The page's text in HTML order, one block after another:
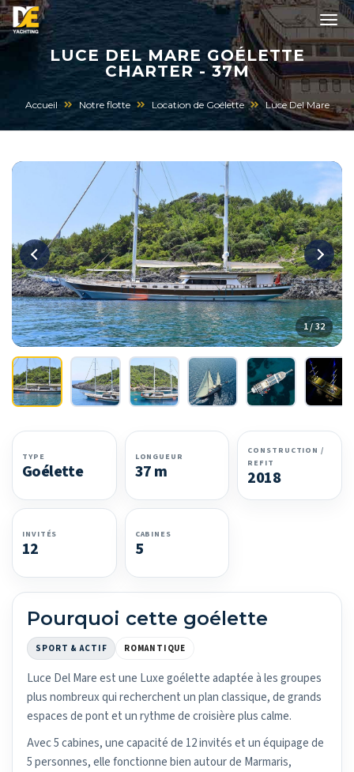
LUCE DEL MARE GOÉLETTE
CHARTER - 37M
Accueil Notre flotte Location de Goélette Luce Del Mare
1 / 32
TYPE
Goélette
LONGUEUR
37 m
CONSTRUCTION /
REFIT
2018
INVITÉS
12
CABINES
5
Pourquoi cette goélette
SPORT & ACTIF ROMANTIQUE
Luce Del Mare est une Luxe goélette adaptée à les groupes
plus nombreux qui recherchent un plan classique, de grands
espaces de pont et un rythme de croisière plus calme.
Avec 5 cabines, une capacité de 12 invités et un équipage de
5 personnes, elle fonctionne bien autour de Marmaris,